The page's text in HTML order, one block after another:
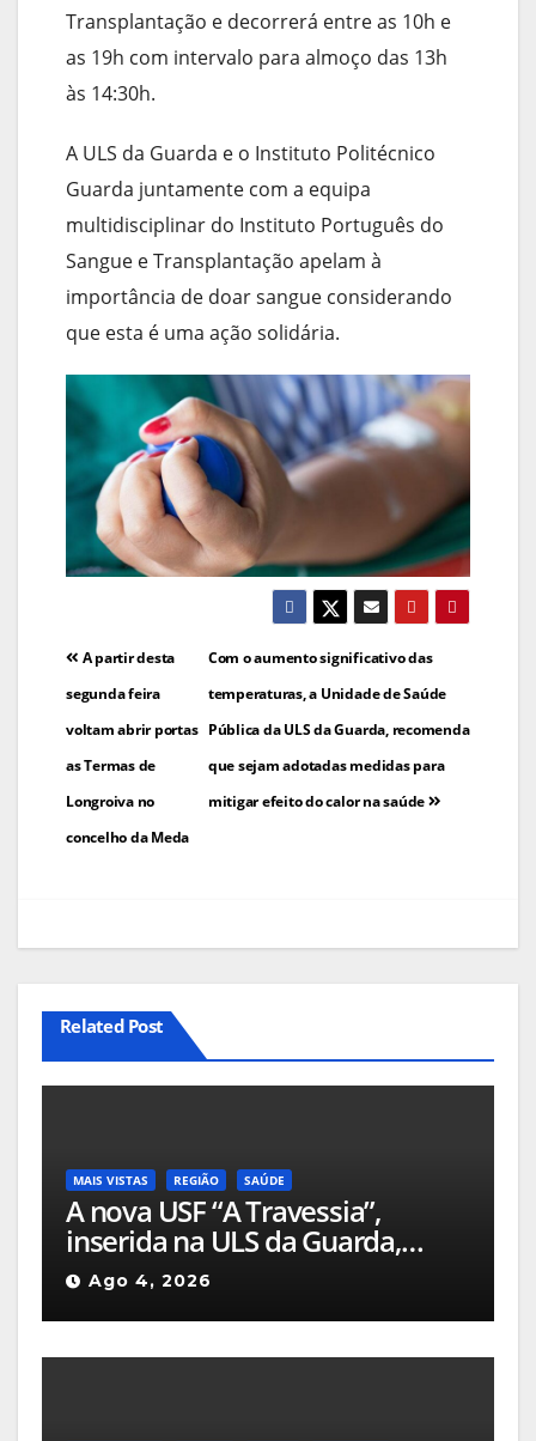
Transplantação e decorrerá entre as 10h e
as 19h com intervalo para almoço das 13h
às 14:30h.
A ULS da Guarda e o Instituto Politécnico
Guarda juntamente com a equipa
multidisciplinar do Instituto Português do
Sangue e Transplantação apelam à
importância de doar sangue considerando
que esta é uma ação solidária.
Navegação
de
artigos
Com o aumento significativo das
temperaturas, a Unidade de Saúde
Pública da ULS da Guarda, recomenda
que sejam adotadas medidas para
mitigar efeito do calor na saúde
A partir desta
segunda feira
voltam abrir portas
as Termas de
Longroiva no
concelho da Meda
Related Post
MAIS VISTAS REGIÃO SAÚDE
A nova USF “A Travessia”,
inserida na ULS da Guarda,
passa a garantir cobertura total
de cuidados de saúde em
Celorico da Beira
Ago 4, 2026